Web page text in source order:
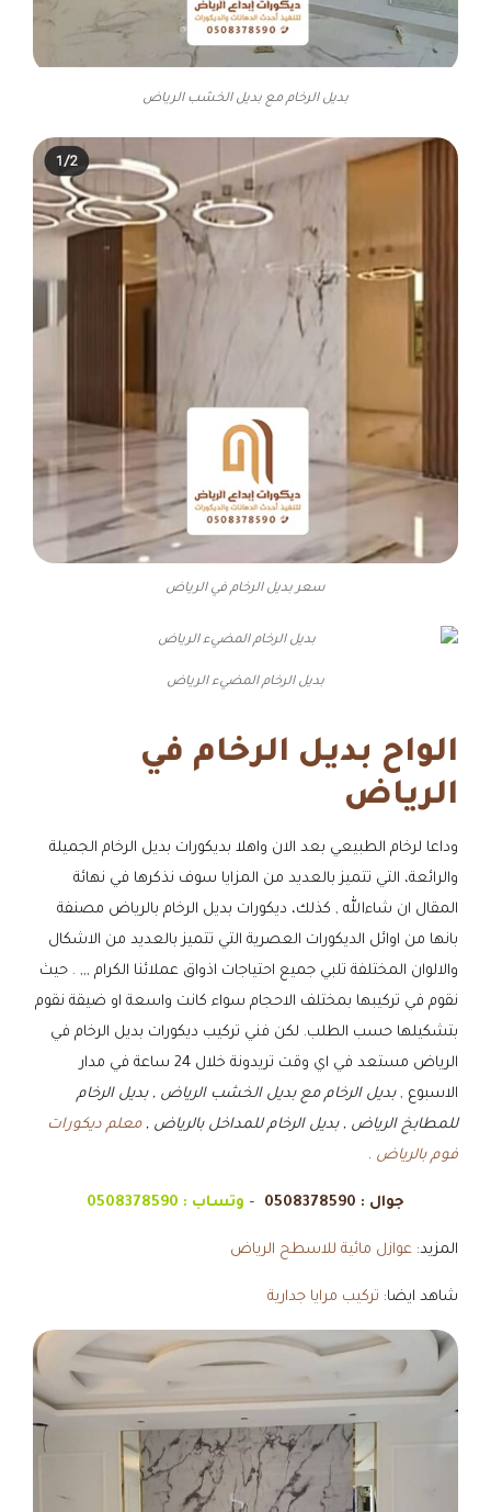
بديل الرخام مع بديل الخشب الرياض
سعر بديل الرخام في الرياض
بديل الرخام المضيء الرياض
الواح بديل الرخام في
الرياض
وداعا لرخام الطبيعي بعد الان واهلا بديكورات بديل الرخام الجميلة
والرائعة، التي تتميز بالعديد من المزايا سوف نذكرها في نهائة
المقال ان شاءالله , كذلك، ديكورات بديل الرخام بالرياض مصنفة
بانها من اوائل الديكورات العصرية التي تتميز بالعديد من الاشكال
والالوان المختلفة تلبي جميع احتياجات اذواق عملائنا الكرام ,,, . حيث
نقوم في تركيبها بمختلف الاحجام سواء كانت واسعة او ضيقة نقوم
بتشكيلها حسب الطلب. لكن فني تركيب ديكورات بديل الرخام في
الرياض مستعد في اي وقت تريدونة خلال 24 ساعة في مدار
الاسبوع ,بديل الرخام مع بديل الخشب الرياض , بديل الرخام
للمطابخ الرياض , بديل الرخام للمداخل بالرياض ,معلم ديكورات
فوم بالرياض .
جوال : 0508378590
– وتساب : 0508378590
المزيد: عوازل مائية للاسطح الرياض
شاهد ايضا: تركيب مرايا جدارية